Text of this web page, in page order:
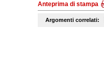
Anteprima di stampa
Argomenti correlati: